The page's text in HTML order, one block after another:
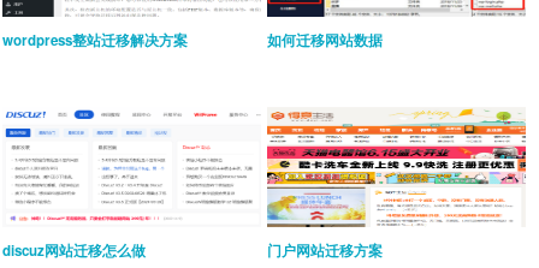
wordpress整站迁移解决方案 如何迁移网站数据
discuz网站迁移怎么做 门户网站迁移方案